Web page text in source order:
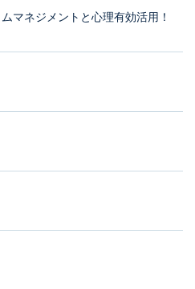
マネジメントと心理有効活用！